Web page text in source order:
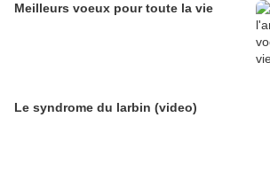
Meilleurs voeux pour toute la vie
Le syndrome du larbin (video)